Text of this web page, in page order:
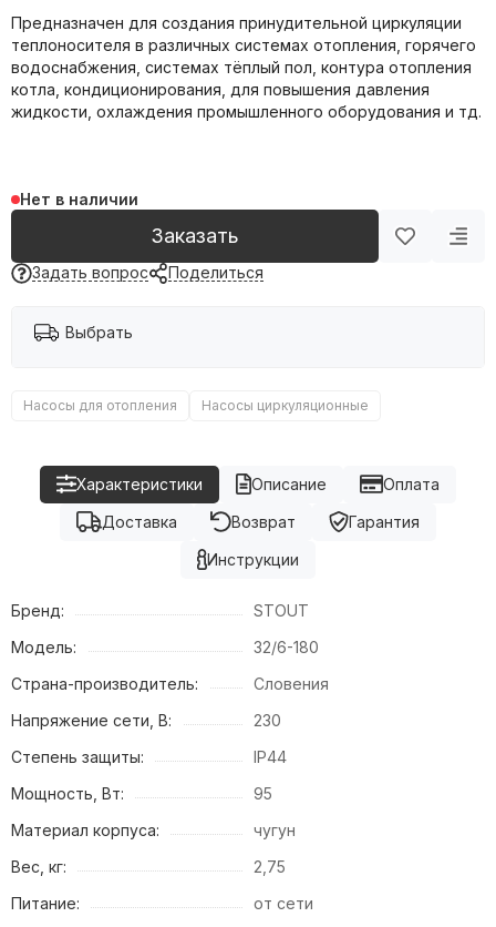
Люки сантехнические
Трубы, фитинги и арматура
Системы полива
Фильтрация воды
Предназначен для создания принудительной циркуляции
теплоносителя в различных системах отопления, горячего
водоснабжения, системах тёплый пол, контура отопления
котла, кондиционирования, для повышения давления
жидкости, охлаждения промышленного оборудования и тд.
Нет в наличии
Заказать
Задать вопрос Поделиться
Выбрать
Насосы для отопления Насосы циркуляционные
Описание
Характеристики
Оплата
Доставка
Возврат
Гарантия
Инструкции
Бренд:
STOUT
Модель:
32/6-180
Страна-производитель:
Словения
Напряжение сети, В:
230
Степень защиты:
IP44
Мощность, Вт:
95
Материал корпуса:
чугун
Вес, кг:
2,75
Питание:
от сети